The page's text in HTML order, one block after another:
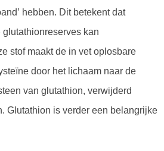
hebben. Dit betekent dat
kan
stof maakt de in vet oplosbare
door het lichaam naar de
van glutathion, verwijderd
Glutathion is verder een belangrijke